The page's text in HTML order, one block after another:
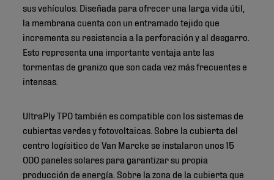
sus vehículos. Diseñada para ofrecer una larga vida útil,
la membrana cuenta con un entramado tejido que
incrementa su resistencia a la perforación y al desgarro.
Esto representa una importante ventaja ante las
tormentas de granizo que son cada vez más frecuentes e
intensas.
UltraPly TPO también es compatible con los sistemas de
cubiertas verdes y fotovoltaicas. Sobre la cubierta del
centro logísitico de Van Marcke se instalaron unos 15
000 paneles solares para garantizar su propia
producción de energía. Sobre la zona de la cubierta que